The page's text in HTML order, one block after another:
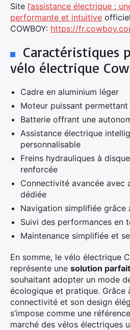
Site l’assistance électrique :
performante et intuitive
COWBOY: https://
Caractéristiques
vélo électrique
Cadre en aluminium léger
Moteur puissant
Batterie offrant une
Assistance électrique
personnalisable
Freins hydrauliques à
renforcée
Connectivité avancée avec
dédiée
Navigation simplifiée grâce
Suivi des performances en
Maintenance simplifiée et
En somme, le vélo électrique
représente une solution
souhaitant adopter un mode
écologique et pratique. Grâce
connectivité et son design
s’impose comme une
marché des vélos électriques